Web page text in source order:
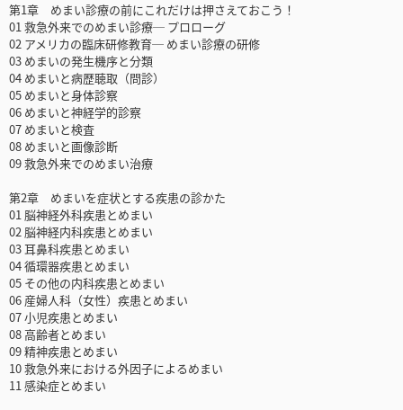
第1章 めまい診療の前にこれだけは押さえておこう！
01 救急外来でのめまい診療─ プロローグ
02 アメリカの臨床研修教育─ めまい診療の研修
03 めまいの発生機序と分類
04 めまいと病歴聴取（問診）
05 めまいと身体診察
06 めまいと神経学的診察
07 めまいと検査
08 めまいと画像診断
09 救急外来でのめまい治療
第2章 めまいを症状とする疾患の診かた
01 脳神経外科疾患とめまい
02 脳神経内科疾患とめまい
03 耳鼻科疾患とめまい
04 循環器疾患とめまい
05 その他の内科疾患とめまい
06 産婦人科（女性）疾患とめまい
07 小児疾患とめまい
08 高齢者とめまい
09 精神疾患とめまい
10 救急外来における外因子によるめまい
11 感染症とめまい